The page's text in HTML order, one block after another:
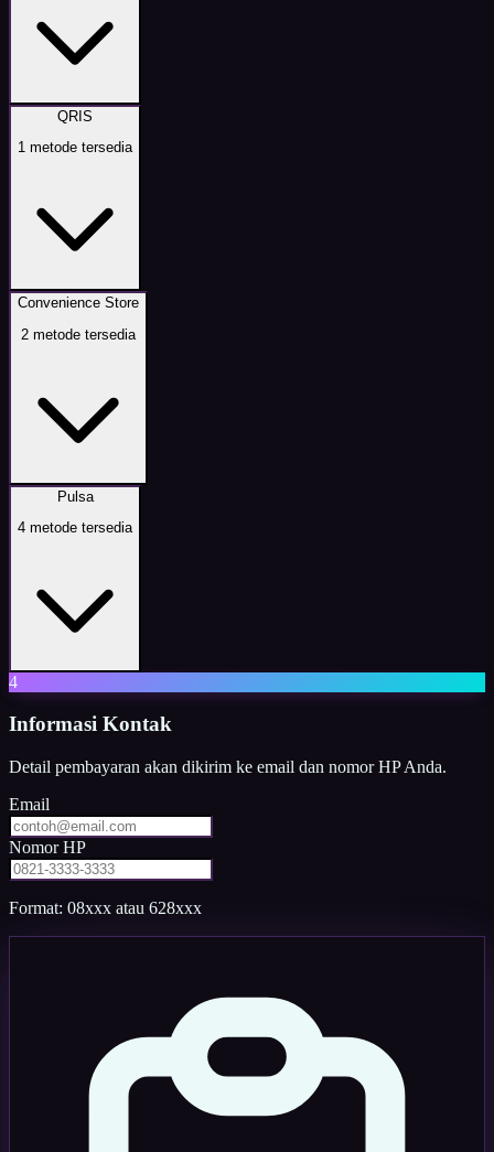
QRIS
1 metode tersedia
Convenience Store
2 metode tersedia
Pulsa
4 metode tersedia
4
Informasi Kontak
Detail pembayaran akan dikirim ke email dan nomor HP Anda.
Email
Nomor HP
Format: 08xxx atau 628xxx